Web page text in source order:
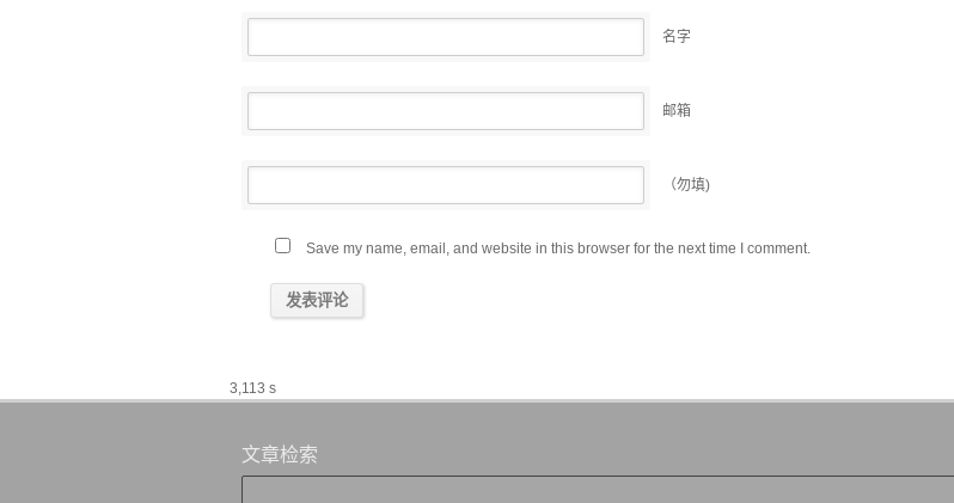
名字
邮箱
（勿填)
Save my name, email, and website in this browser for the next time I comment.
3,113 s
文章检索